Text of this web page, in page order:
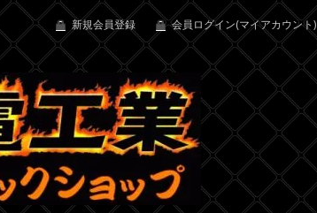
新規会員登録 会員ログイン(マイアカウント)